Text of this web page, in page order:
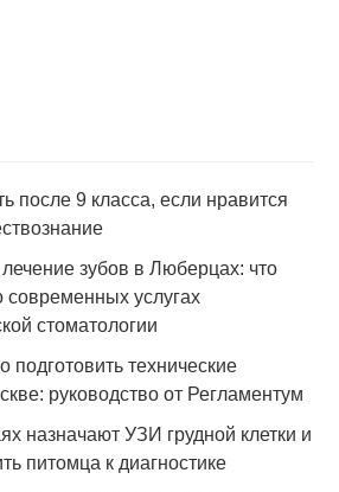
после 9 класса, если нравится
зубов в Люберцах: что
современных услугах
стоматологии
подготовить технические
руководство от Регламентум
назначают УЗИ грудной клетки и
питомца к диагностике